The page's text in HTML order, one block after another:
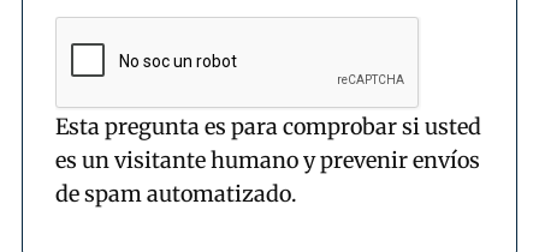
Esta pregunta es para comprobar si usted
es un visitante humano y prevenir envíos
de spam automatizado.